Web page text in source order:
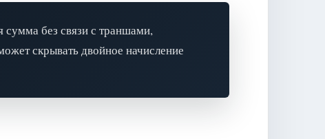
без связи с траншами,
скрывать двойное начисление